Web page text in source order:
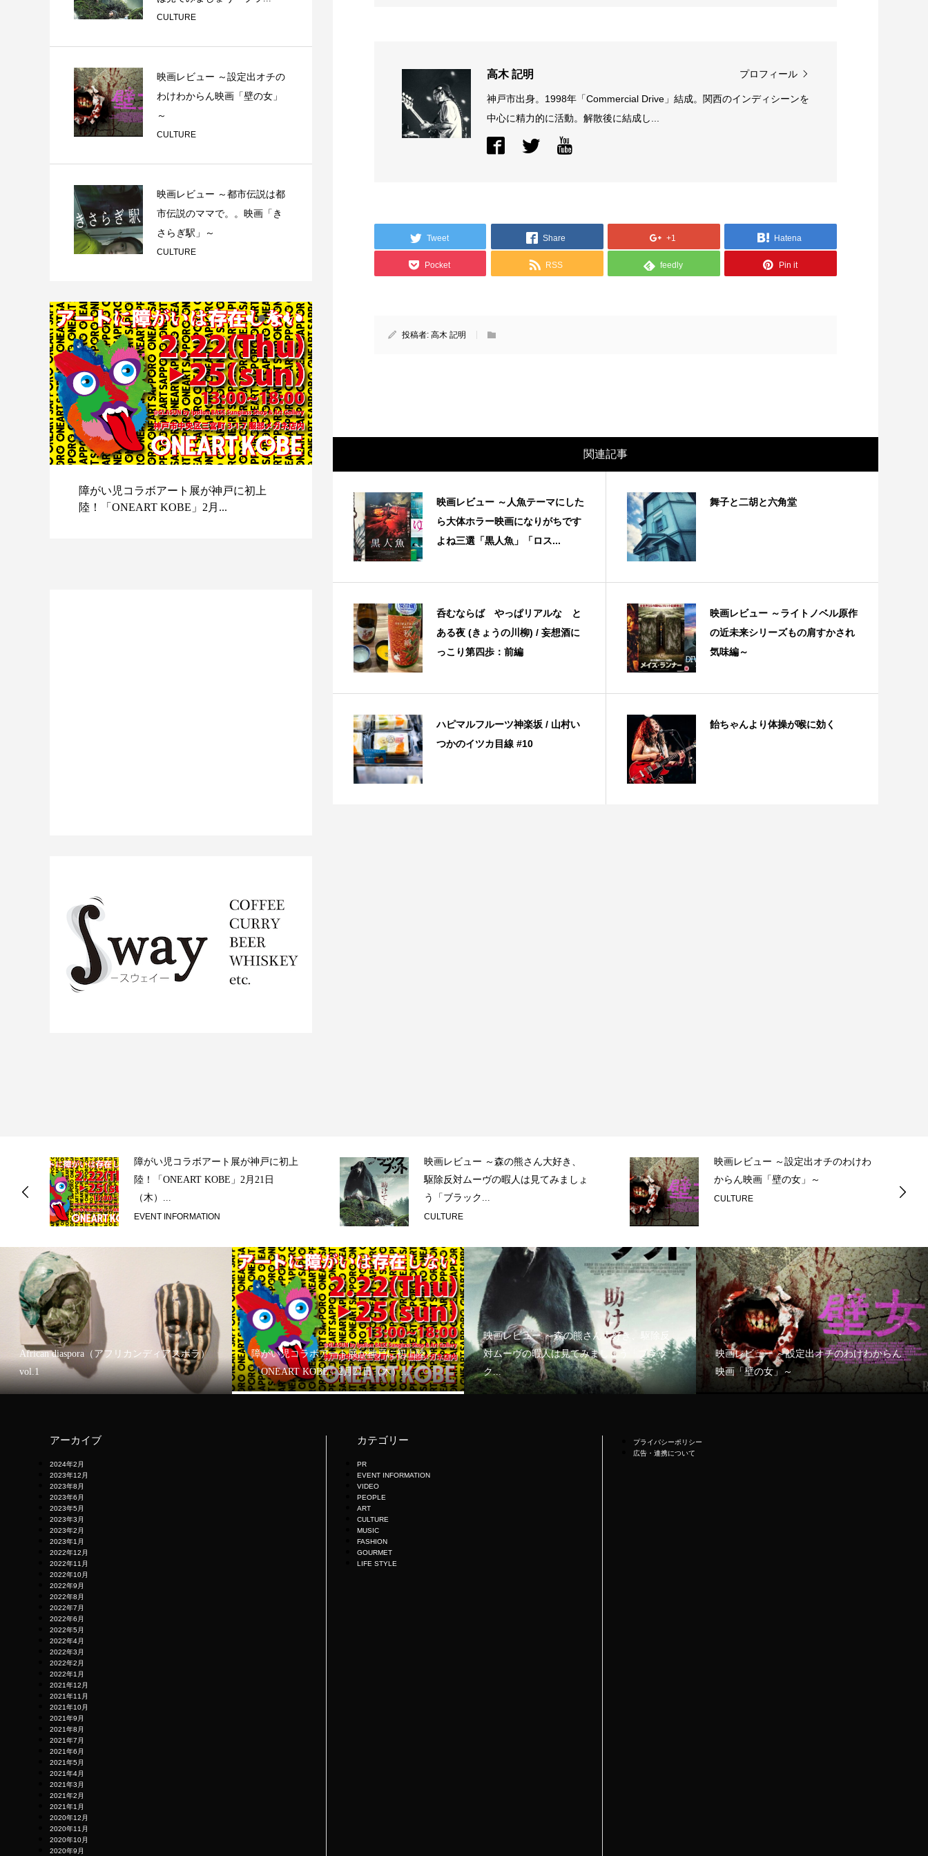
高木 記明 プロフィール
神戸市出身。1998年「Commercial Drive」結成。関西のインディシーンを
中心に精力的に活動。解散後に結成し...
Tweet Share +1 Hatena
Pocket RSS feedly Pin it
投稿者:高木 記明
関連記事
映画レビュー ～人魚テーマにした
ら大体ホラー映画になりがちです
よね三選「黒人魚」「ロス...
舞子と二胡と六角堂
呑むならば やっぱリアルな と
ある夜 (きょうの川柳) / 妄想酒に
っこり第四歩：前編
映画レビュー ～ライトノベル原作
の近未来シリーズもの肩すかされ
気味編～
ハピマルフルーツ神楽坂 / 山村い
つかのイツカ目線 #10
飴ちゃんより体操が喉に効く
CULTURE
映画レビュー ～設定出オチの
わけわからん映画「壁の女」
～
CULTURE
映画レビュー ～都市伝説は都
市伝説のママで。。映画「き
さらぎ駅」～
CULTURE
障がい児コラボアート展が神戸に初上
陸！「ONEART KOBE」2月...
映画レビュー ～森の熊さん大好き、駆除
反対ムーヴの暇人は見てみましょ...
映画レビュー ～設定出オチのわけわから
ん映画「壁の女」～
障がい児コラボアート展が神戸に初上
陸！「ONEART KOBE」2月21日
（木）...
EVENT INFORMATION
映画レビュー ～森の熊さん大好き、
駆除反対ムーヴの暇人は見てみましょ
う「ブラック...
CULTURE
映画レビュー ～設定出オチのわけわ
からん映画「壁の女」～
CULTURE
African diaspora（アフリカンディアスポラ）
vol.1
障がい児コラボアート展が神戸に初上陸！
「ONEART KOBE」2月21日（木）...
映画レビュー ～森の熊さん大好き、駆除反
対ムーヴの暇人は見てみましょう「ブラッ
ク...
映画レビュー ～設定出オチのわけわからん
映画「壁の女」～
アーカイブ
2024年2月
2023年12月
2023年8月
2023年6月
2023年5月
2023年3月
2023年2月
2023年1月
2022年12月
2022年11月
2022年10月
2022年9月
2022年8月
2022年7月
2022年6月
2022年5月
2022年4月
2022年3月
2022年2月
2022年1月
2021年12月
2021年11月
2021年10月
2021年9月
2021年8月
2021年7月
2021年6月
2021年5月
2021年4月
2021年3月
2021年2月
2021年1月
2020年12月
2020年11月
2020年10月
2020年9月
カテゴリー
PR
EVENT INFORMATION
VIDEO
PEOPLE
ART
CULTURE
MUSIC
FASHION
GOURMET
LIFE STYLE
プライバシーポリシー
広告・連携について